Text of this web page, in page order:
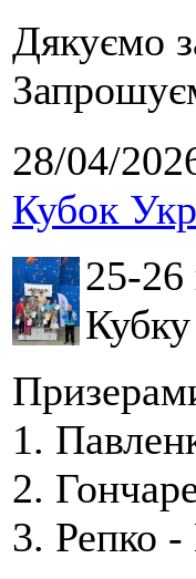
Дякуємо
28/04/
Кубок
25-26
Кубку
1.
2.
3. Репко